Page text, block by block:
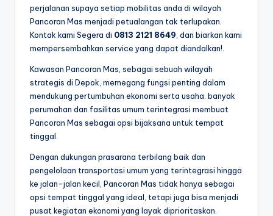
perjalanan supaya setiap mobilitas anda di wilayah
Pancoran Mas menjadi petualangan tak terlupakan.
Kontak kami Segera di 0813 2121 8649 , dan biarkan kami
mempersembahkan service yang dapat diandalkan!.
Kawasan Pancoran Mas, sebagai sebuah wilayah
strategis di Depok, memegang fungsi penting dalam
mendukung pertumbuhan ekonomi serta usaha. banyak
perumahan dan fasilitas umum terintegrasi membuat
Pancoran Mas sebagai opsi bijaksana untuk tempat
tinggal.
Dengan dukungan prasarana terbilang baik dan
pengelolaan transportasi umum yang terintegrasi hingga
ke jalan-jalan kecil, Pancoran Mas tidak hanya sebagai
opsi tempat tinggal yang ideal, tetapi juga bisa menjadi
pusat kegiatan ekonomi yang layak diprioritaskan.